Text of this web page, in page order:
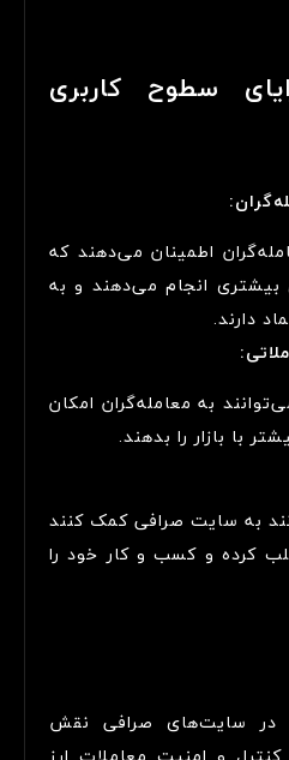
سطوح کاربری
اطمینان می‌دهند که
بیشتری انجام می‌دهند و به
دارند.
به معامله‌گران امکان
با بازار را بدهند.
به سایت صرافی کمک کنند
کرده و کسب و کار خود را
در سایت‌های صرافی نقش